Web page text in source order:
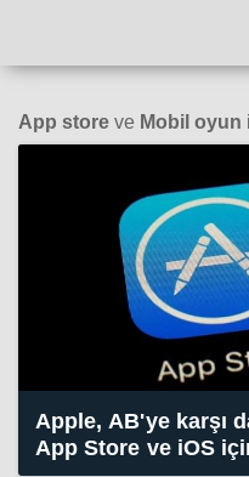
App store ve Mobil oyun
Apple, AB'ye karşı
App Store ve iOS